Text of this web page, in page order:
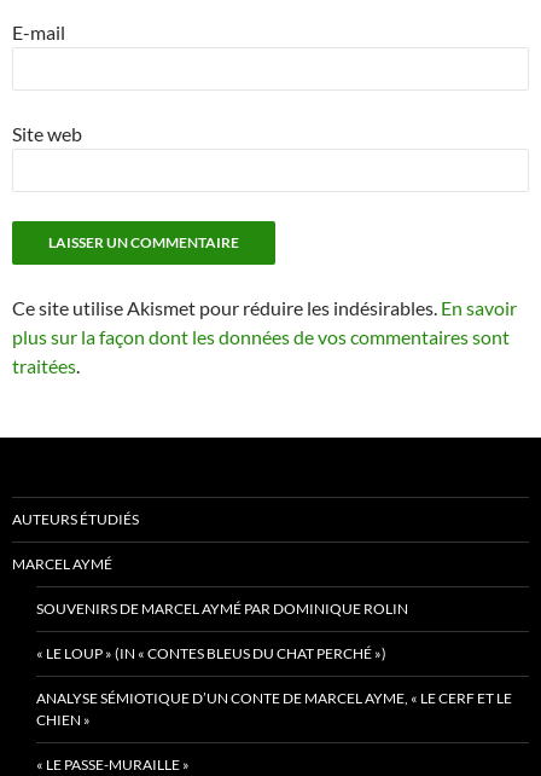
E-mail
Site web
Ce site utilise Akismet pour réduire les indésirables. En savoir
plus sur la façon dont les données de vos commentaires sont
traitées.
AUTEURS ÉTUDIÉS
MARCEL AYMÉ
SOUVENIRS DE MARCEL AYMÉ PAR DOMINIQUE ROLIN
« LE LOUP » (IN « CONTES BLEUS DU CHAT PERCHÉ »)
ANALYSE SÉMIOTIQUE D’UN CONTE DE MARCEL AYME, « LE CERF ET LE
CHIEN »
« LE PASSE-MURAILLE »